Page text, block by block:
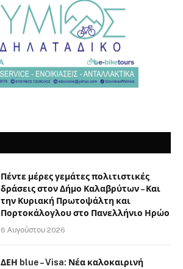
Πέντε μέρες γεμάτες πολιτιστικές
δράσεις στον Δήμο Καλαβρύτων – Και
την Κυριακή Πρωτοψάλτη και
Πορτοκάλογλου στο Πανελλήνιο Ηρώο
6 Αυγούστου 2026
ΔΕΗ blue – Visa: Νέα καλοκαιρινή